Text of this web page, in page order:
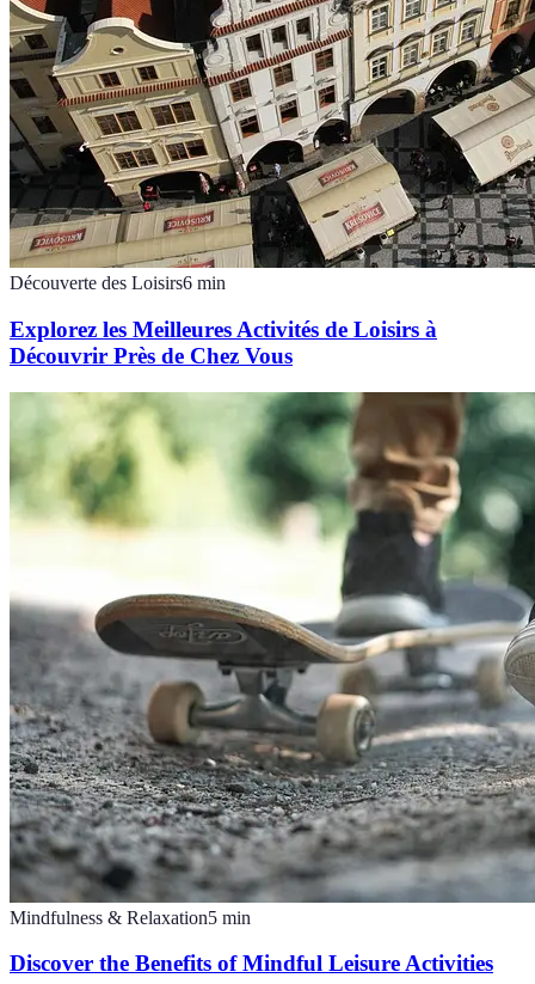
Découverte des Loisirs6 min
Explorez les Meilleures Activités de Loisirs à
Découvrir Près de Chez Vous
Mindfulness & Relaxation5 min
Discover the Benefits of Mindful Leisure Activities